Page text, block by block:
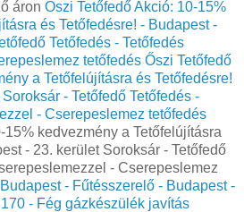
áron Őszi Tetőfedő Akció: 10-15%
és Tetőfedésre! - Budapest -
Tetőfedés - Tetőfedés
tetőfedés Őszi Tetőfedő
a Tetőfelújításra és Tetőfedésre!
- Tetőfedő Tetőfedés -
- Cserepeslemez tetőfedés
15% kedvezmény a Tetőfelújításra
- 23. kerület Soroksár - Tetőfedő
- Cserepeslemez
- Fűtésszerelő - Budapest -
- Fég gázkészülék javítás